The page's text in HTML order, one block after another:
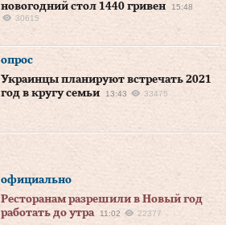
новогодний стол 1440 гривен
15:48
30615
опрос
Украинцы планируют встречать 2021
год в кругу семьи
13:43 33475
официально
Ресторанам разрешили в Новый год
работать до утра
11:02 22377